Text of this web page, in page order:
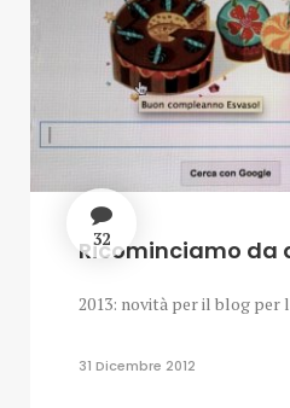
32
Ricominciamo da
2013: novità per il blog per
31 Dicembre 2012